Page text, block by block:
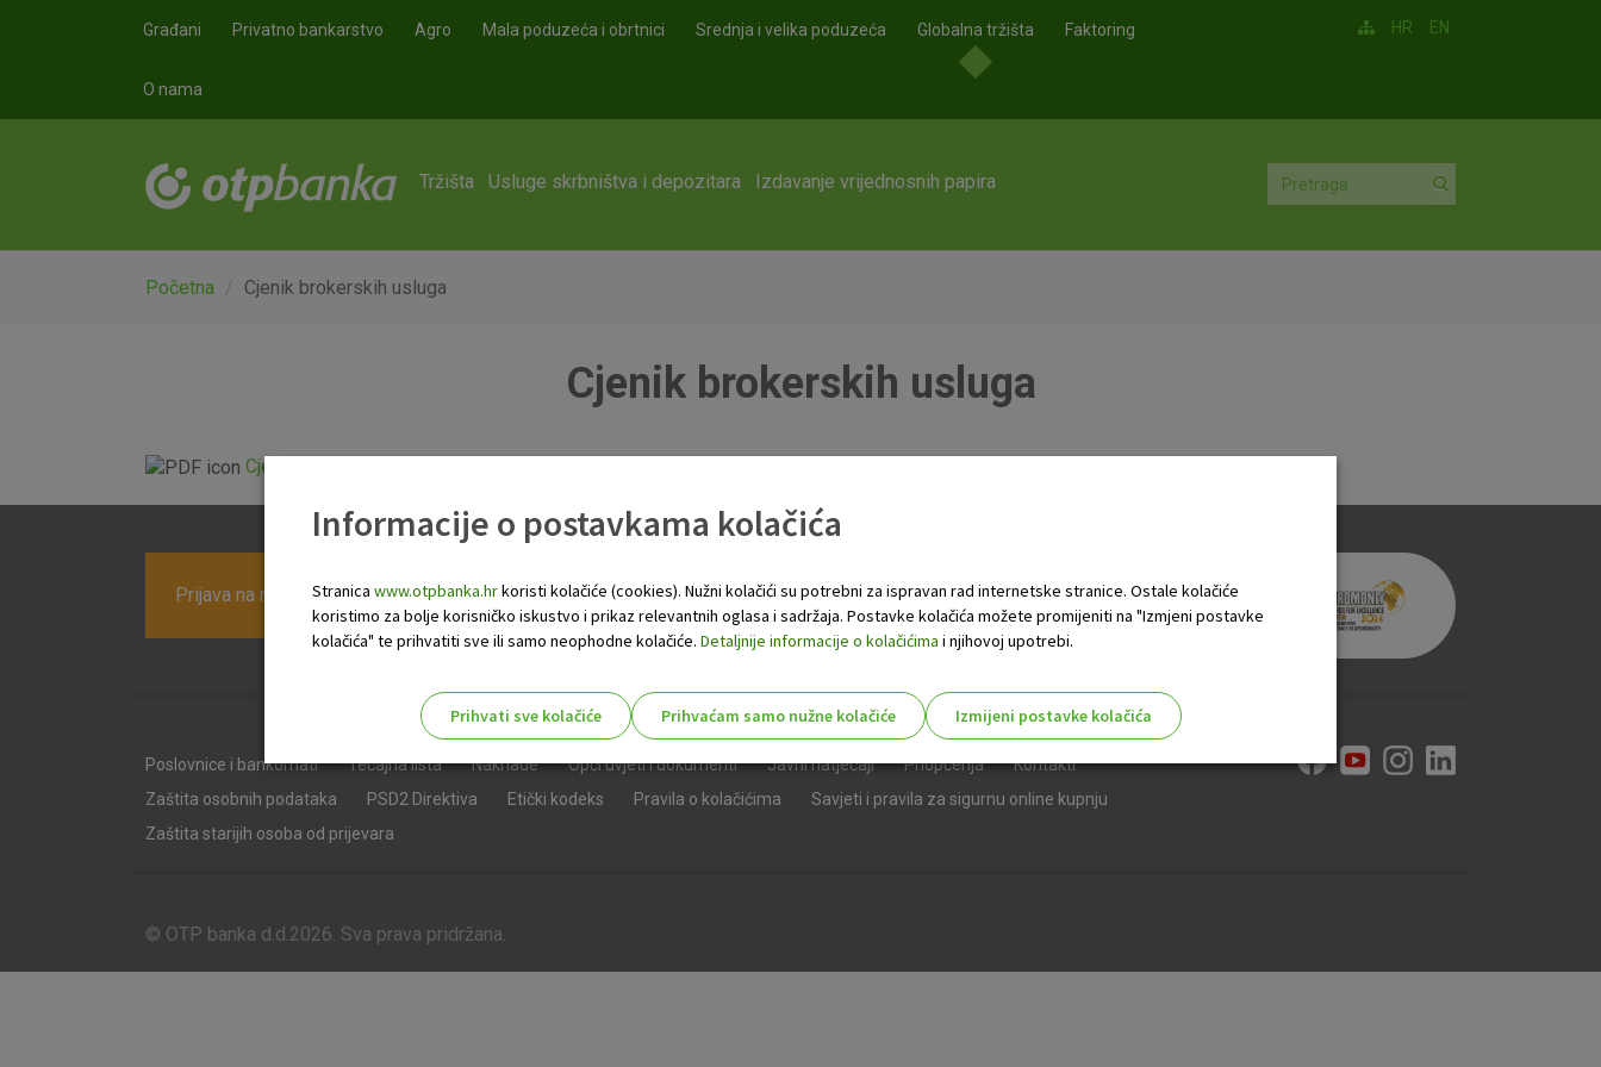
Građani Privatno bankarstvo Agro Mala poduzeća i obrtnici Srednja i velika poduzeća Globalna tržišta Faktoring
O nama
HR EN
Tržišta Usluge skrbništva i depozitara Izdavanje vrijednosnih papira
Početna Cjenik brokerskih usluga
Cjenik brokerskih usluga
Cjenik brokerskih usluga (u primjeni od 21.11.2024.).pdf
Prijava na newsletter OTP banke
Poslovnice i bankomati Tečajna lista Naknade Opći uvjeti i dokumenti Javni natječaji Priopćenja
Kontakti
Zaštita osobnih podataka
PSD2 Direktiva Etički kodeks Pravila o kolačićima
Savjeti i pravila za sigurnu online kupnju
Zaštita starijih osoba od prijevara
© OTP banka d.d.2026. Sva prava pridržana.
Informacije o postavkama kolačića
Stranica www.otpbanka.hrkoristi kolačiće (cookies). Nužni kolačići su potrebni za ispravan rad internetske stranice. Ostale kolačiće
koristimo za bolje korisničko iskustvo i prikaz relevantnih oglasa i sadržaja. Postavke kolačića možete promijeniti na "Izmjeni postavke
kolačića" te prihvatiti sve ili samo neophodne kolačiće. Detaljnije informacije o kolačićima i njihovoj upotrebi.
Prihvati sve kolačiće Prihvaćam samo nužne kolačiće
Izmijeni postavke kolačića